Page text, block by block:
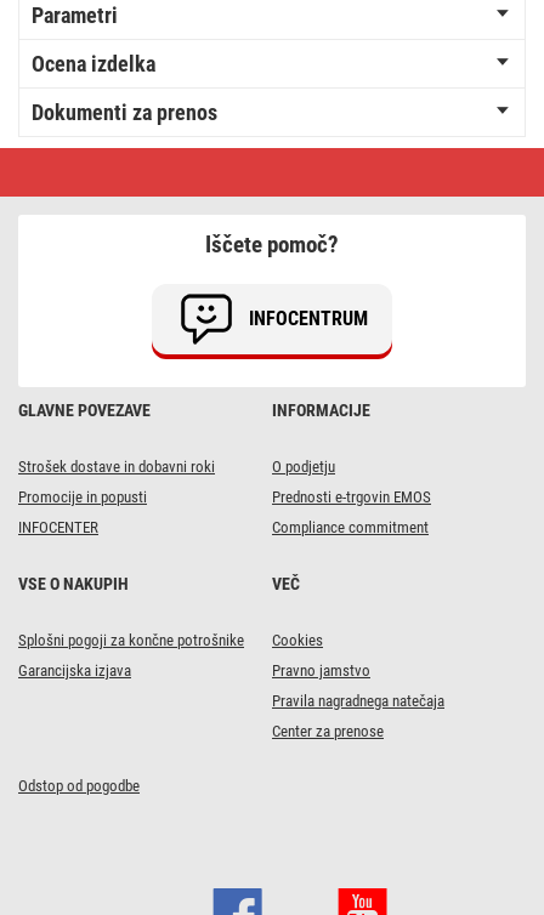
Parametri
Ocena izdelka
Dokumenti za prenos
GLAVNE POVEZAVE
Strošek dostave in dobavni roki
Promocije in popusti
INFOCENTER
INFORMACIJE
O podjetju
Prednosti e-trgovin EMOS
Compliance commitment
VSE O NAKUPIH
Splošni pogoji za končne potrošnike
Garancijska izjava
VEČ
Cookies
Pravno jamstvo
Pravila nagradnega natečaja
Center za prenose
Odstop od pogodbe
Iščete pomoč?
INFOCENTRUM